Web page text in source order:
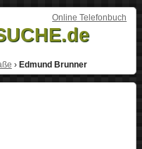
Online Telefonbuch
› Edmund Brunner